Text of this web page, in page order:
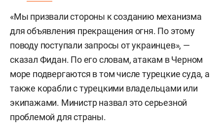
«Мы призвали стороны к созданию механизма
для объявления прекращения огня. По этому
поводу поступали запросы от украинцев», —
сказал Фидан. По его словам, атакам в Черном
море подвергаются в том числе турецкие суда, а
также корабли с турецкими владельцами или
экипажами. Министр назвал это серьезной
проблемой для страны.